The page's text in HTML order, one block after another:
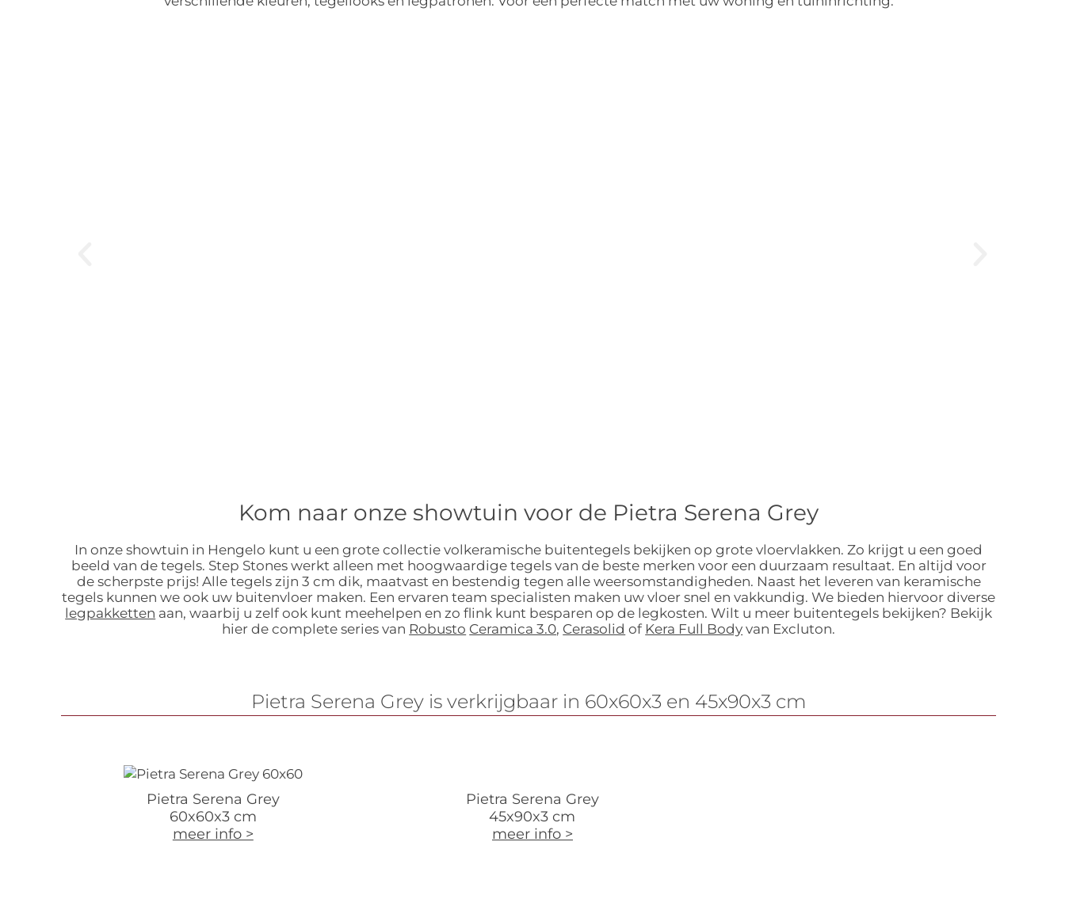
Kom naar onze showtuin voor de Pietra Serena Grey
In onze showtuin in Hengelo kunt u een grote collectie volkeramische buitentegels bekijken op grote vloervlakken. Zo krijgt u een goed
beeld van de tegels. Step Stones werkt alleen met hoogwaardige tegels van de beste merken voor een duurzaam resultaat. En altijd voor
de scherpste prijs! Alle tegels zijn 3 cm dik, maatvast en bestendig tegen alle weersomstandigheden. Naast het leveren van keramische
tegels kunnen we ook uw buitenvloer maken. Een ervaren team specialisten maken uw vloer snel en vakkundig. We bieden hiervoor diverse
legpakketten aan, waarbij u zelf ook kunt meehelpen en zo flink kunt besparen op de legkosten. Wilt u meer buitentegels bekijken? Bekijk
hier de complete series van Robusto Ceramica 3.0, Cerasolid of Kera Full Body van Excluton.
Pietra Serena Grey is verkrijgbaar in 60x60x3 en 45x90x3 cm
Pietra Serena Grey
60x60x3 cm
meer info >
Pietra Serena Grey
45x90x3 cm
meer info >